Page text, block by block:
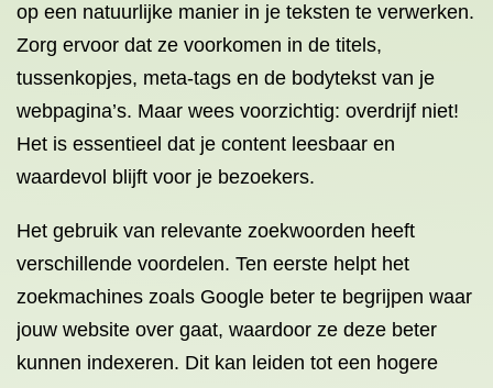
op een natuurlijke manier in je teksten te verwerken.
Zorg ervoor dat ze voorkomen in de titels,
tussenkopjes, meta-tags en de bodytekst van je
webpagina’s. Maar wees voorzichtig: overdrijf niet!
Het is essentieel dat je content leesbaar en
waardevol blijft voor je bezoekers.
Het gebruik van relevante zoekwoorden heeft
verschillende voordelen. Ten eerste helpt het
zoekmachines zoals Google beter te begrijpen waar
jouw website over gaat, waardoor ze deze beter
kunnen indexeren. Dit kan leiden tot een hogere